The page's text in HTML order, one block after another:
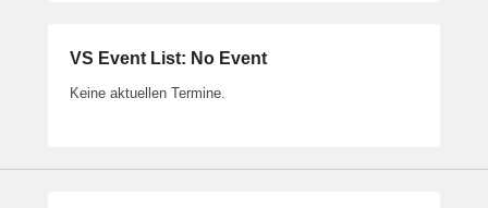
VS Event List: No Event
Keine aktuellen Termine.